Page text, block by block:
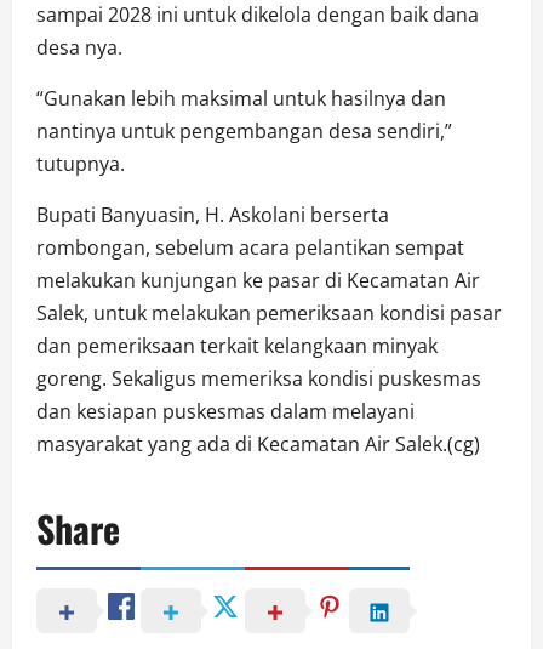
sampai 2028 ini untuk dikelola dengan baik dana
desa nya.
“Gunakan lebih maksimal untuk hasilnya dan
nantinya untuk pengembangan desa sendiri,”
tutupnya.
Bupati Banyuasin, H. Askolani berserta
rombongan, sebelum acara pelantikan sempat
melakukan kunjungan ke pasar di Kecamatan Air
Salek, untuk melakukan pemeriksaan kondisi pasar
dan pemeriksaan terkait kelangkaan minyak
goreng. Sekaligus memeriksa kondisi puskesmas
dan kesiapan puskesmas dalam melayani
masyarakat yang ada di Kecamatan Air Salek.(cg)
Share